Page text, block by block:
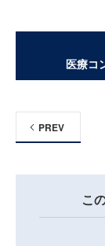
医療コ
PREV
こ